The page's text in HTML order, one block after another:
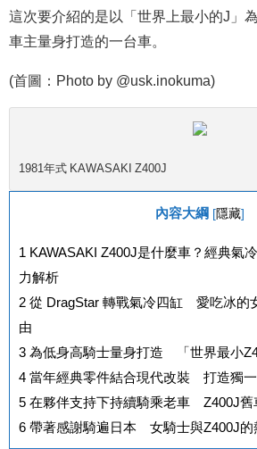
這次要介紹的是以「世界上最小的J」
車主量身打造的一台車。
(首圖：Photo by @usk.inokuma)
1981年式 KAWASAKI Z400J
內容大綱 [隱藏]
1 KAWASAKI Z400J是什麼車？經典氣
力解析
2 從 DragStar 轉戰氣冷四缸 愛吃冰的
由
3 為低身高騎士量身打造 「世界最小
4 當年經典零件結合現代改裝 打造獨
5 在夥伴支持下持續騎乘老車 Z400J舊
6 帶著感謝騎遍日本 女騎士與Z400J的